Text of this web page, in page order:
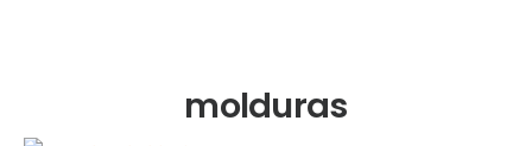
molduras